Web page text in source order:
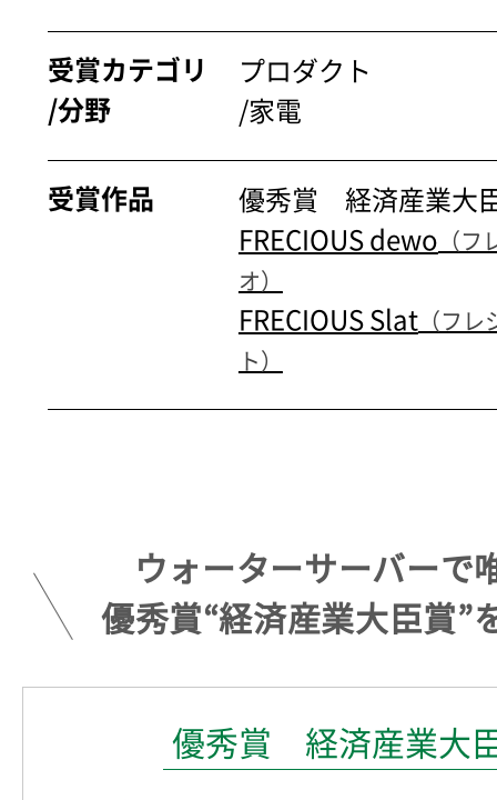
受賞カテゴリ
/分野
プロダクト
/家電
受賞作品
優秀賞 経済産業大
FRECIOUS dewo （フ
オ）
FRECIOUS Slat（フレ
ト）
ウォーターサーバーで
優秀賞“経済産業大臣賞”
優秀賞 経済産業大